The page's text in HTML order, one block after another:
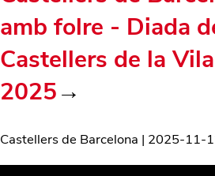
amb folre - Diada
Castellers de la
2025→
Castellers de Barcelona | 2025-11-